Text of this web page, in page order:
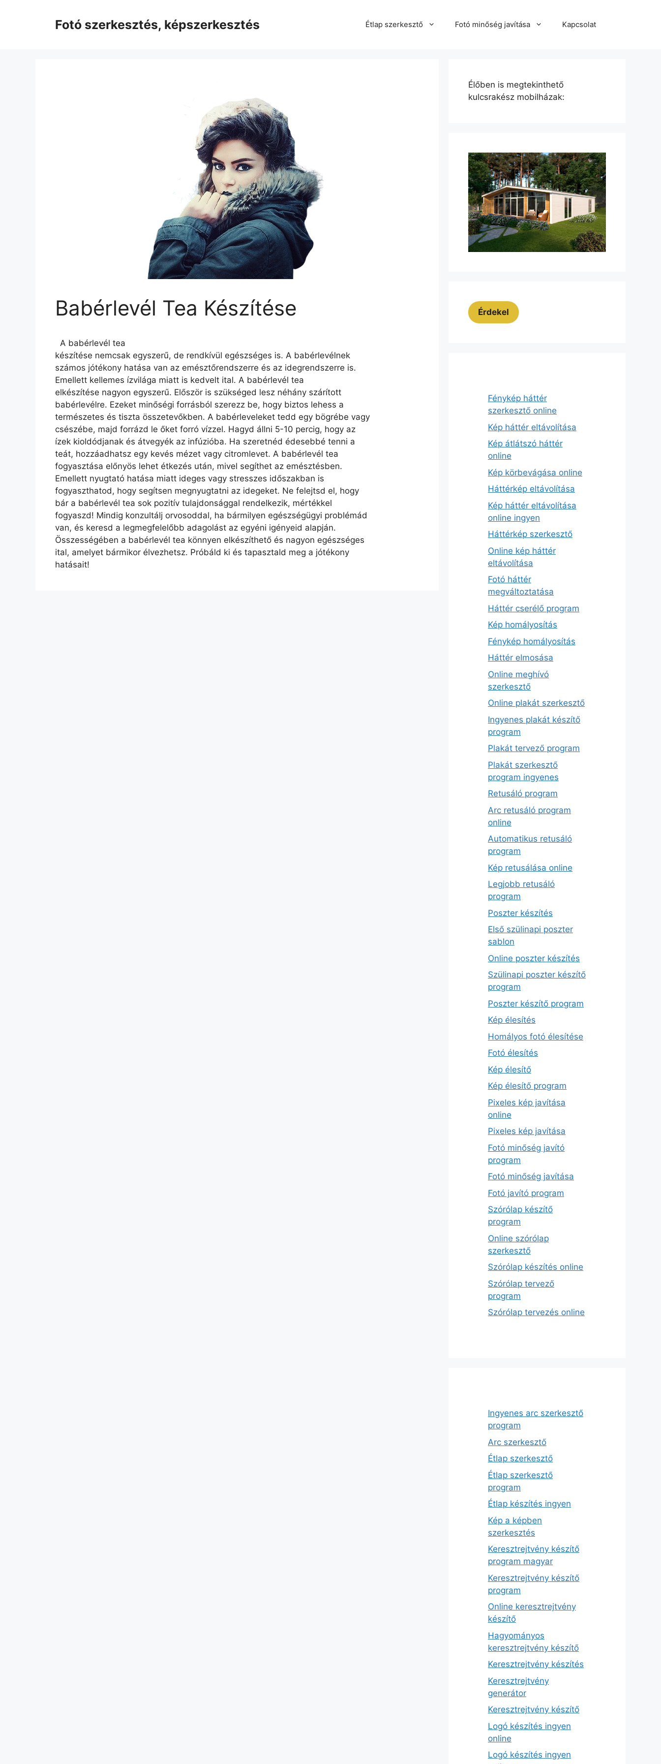
Fotó szerkesztés, képszerkesztés Étlap szerkesztő Fotó minőség javítása Kapcsolat
Babérlevél Tea Készítése
A babérlevél tea
készítése nemcsak egyszerű, de rendkívül egészséges is. A babérlevélnek
számos jótékony hatása van az emésztőrendszerre és az idegrendszerre is.
Emellett kellemes ízvilága miatt is kedvelt ital. A babérlevél tea
elkészítése nagyon egyszerű. Először is szükséged lesz néhány szárított
babérlevélre. Ezeket minőségi forrásból szerezz be, hogy biztos lehess a
természetes és tiszta összetevőkben. A babérleveleket tedd egy bögrébe vagy
csészébe, majd forrázd le őket forró vízzel. Hagyd állni 5-10 percig, hogy az
ízek kioldódjanak és átvegyék az infúzióba. Ha szeretnéd édesebbé tenni a
teát, hozzáadhatsz egy kevés mézet vagy citromlevet. A babérlevél tea
fogyasztása előnyös lehet étkezés után, mivel segíthet az emésztésben.
Emellett nyugtató hatása miatt ideges vagy stresszes időszakban is
fogyaszthatod, hogy segítsen megnyugtatni az idegeket. Ne felejtsd el, hogy
bár a babérlevél tea sok pozitív tulajdonsággal rendelkezik, mértékkel
fogyaszd! Mindig konzultálj orvosoddal, ha bármilyen egészségügyi problémád
van, és keresd a legmegfelelőbb adagolást az egyéni igényeid alapján.
Összességében a babérlevél tea könnyen elkészíthető és nagyon egészséges
ital, amelyet bármikor élvezhetsz. Próbáld ki és tapasztald meg a jótékony
hatásait!
Élőben is megtekinthető
kulcsrakész mobilházak:
Érdekel
Fénykép háttér
szerkesztő online
Kép háttér eltávolítása
Kép átlátszó háttér
online
Kép körbevágása online
Háttérkép eltávolítása
Kép háttér eltávolítása
online ingyen
Háttérkép szerkesztő
Online kép háttér
eltávolítása
Fotó háttér
megváltoztatása
Háttér cserélő program
Kép homályosítás
Fénykép homályosítás
Háttér elmosása
Online meghívó
szerkesztő
Online plakát szerkesztő
Ingyenes plakát készítő
program
Plakát tervező program
Plakát szerkesztő
program ingyenes
Retusáló program
Arc retusáló program
online
Automatikus retusáló
program
Kép retusálása online
Legjobb retusáló
program
Poszter készítés
Első szülinapi poszter
sablon
Online poszter készítés
Szülinapi poszter készítő
program
Poszter készítő program
Kép élesítés
Homályos fotó élesítése
Fotó élesítés
Kép élesítő
Kép élesítő program
Pixeles kép javítása
online
Pixeles kép javítása
Fotó minőség javító
program
Fotó minőség javítása
Fotó javító program
Szórólap készítő
program
Online szórólap
szerkesztő
Szórólap készítés online
Szórólap tervező
program
Szórólap tervezés online
Ingyenes arc szerkesztő
program
Arc szerkesztő
Étlap szerkesztő
Étlap szerkesztő
program
Étlap készítés ingyen
Kép a képben
szerkesztés
Keresztrejtvény készítő
program magyar
Keresztrejtvény készítő
program
Online keresztrejtvény
készítő
Hagyományos
keresztrejtvény készítő
Keresztrejtvény készítés
Keresztrejtvény
generátor
Keresztrejtvény készítő
Logó készítés ingyen
online
Logó készítés ingyen